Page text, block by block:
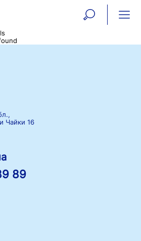
open
Чайки 16
89